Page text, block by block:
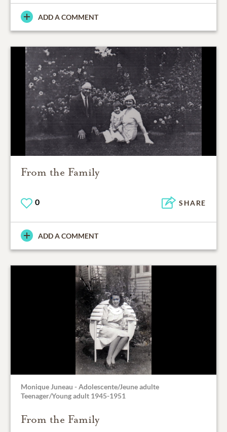
ADD A COMMENT
From the Family
0 SHARE
ADD A COMMENT
Monique Juneau - Adolescente/Jeune adulte
Teenager/Young adult 1945-1951
From the Family